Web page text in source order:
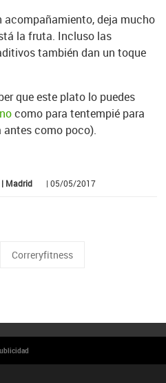
deja mucho
la fruta. Incluso las
también dan un toque
que este plato lo puedes
como para tentempié para
antes como poco).
Madrid | 05/05/2017
Correryfitness